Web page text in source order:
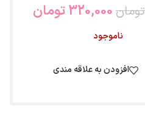
تومان320,000تومان
ناموجود
افزودن به علاقه مندی